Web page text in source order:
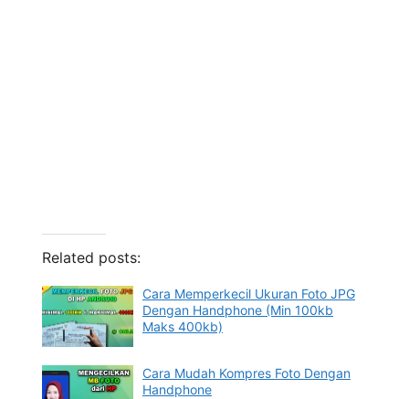
Related posts:
Cara Memperkecil Ukuran Foto JPG
Dengan Handphone (Min 100kb
Maks 400kb)
Cara Mudah Kompres Foto Dengan
Handphone